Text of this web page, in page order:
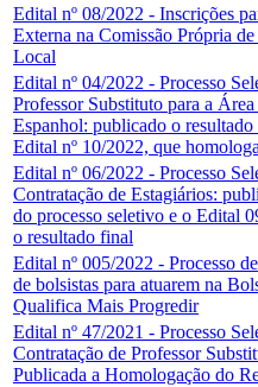
Edital nº 08/2022 - Inscrições
Externa na Comissão Própria
Local
Edital nº 04/2022 - Processo
Professor Substituto para a
Espanhol: publicado o
Edital nº 10/2022, que
Edital nº 06/2022 - Processo
Contratação de Estagiários:
do processo seletivo e o Edital
o resultado final
Edital nº 005/2022 - Processo
de bolsistas para atuarem na
Qualifica Mais Progredir
Edital nº 47/2021 - Processo
Contratação de Professor
Publicada a Homologação do